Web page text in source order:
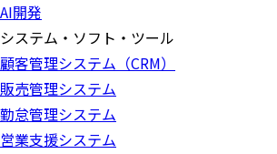
AI開発
システム・ソフト・ツール
顧客管理システム（CRM）
販売管理システム
勤怠管理システム
営業支援システム